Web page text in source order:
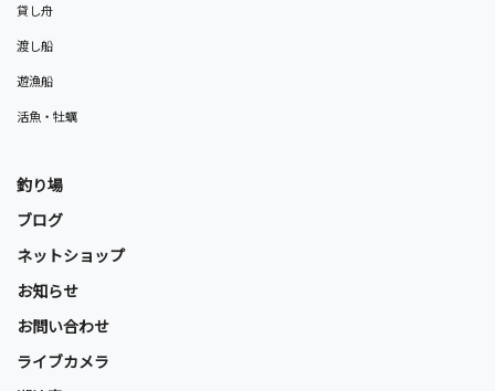
貸し舟
渡し船
遊漁船
活魚・牡蠣
釣り場
ブログ
ネットショップ
お知らせ
お問い合わせ
ライブカメラ